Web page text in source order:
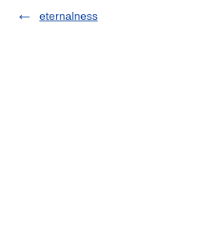
eternalness